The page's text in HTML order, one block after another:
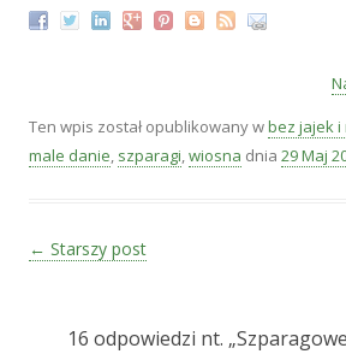
Ten wpis został opublikowany wbez jajek i
male danie, szparagi,wiosna dnia 29 Maj
Zobacz wpisy
← Starszy post
16 odpowiedzi nt. „